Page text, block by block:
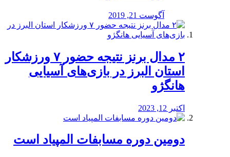
آگوست 21, 2019
۲ مدال برنز نتیجه حضور ۷ ورزشکار
استان البرز در بازی‌های آسیایی
هانگژو
اکتبر 12, 2023
دومین دوره مسابفات المپیاد است